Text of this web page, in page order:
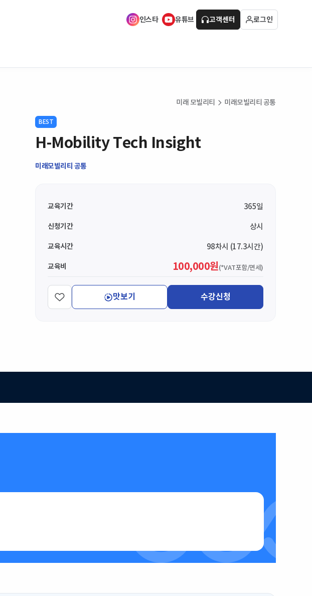
인스타 유튜브 고객센터 로그인
미래 모빌리티 미래모빌리티 공통
BEST
H-Mobility Tech Insight
미래모빌리티 공통
교육기간 365일
신청기간 상시
교육시간 98차시 (17.3시간)
교육비 100,000원(*VAT포함/면세)
맛보기 수강신청